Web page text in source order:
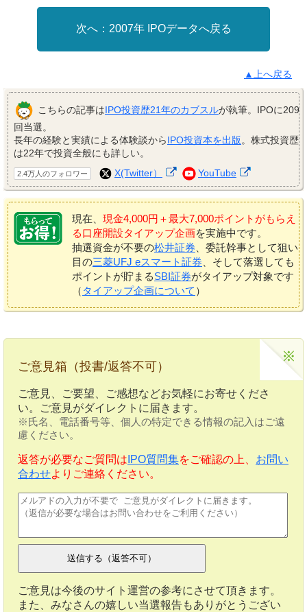
2007年 IPOデータへ戻る
▲上へ戻る
こちらの記事はIPO投資歴21年のカブスルが執筆。IPOに209
回当選。
長年の経験と実績による体験談からIPO投資本を出版。株式投資歴
は22年で投資全般にも詳しい。
2.4万人のフォロワー X(Twitter） YouTube
現在、 現金4,000円＋最大7,000ポイントがもらえ
る口座開設タイアップ企画を実施中です。
抽選資金が不要の松井証券 、委託幹事として狙い
目の三菱UFJ eスマート証券 、そして落選しても
ポイントが貯まるSBI証券がタイアップ対象です
（ タイアップ企画について ）
ご意見箱（投書/返答不可）
ご意見、ご要望、ご感想などお気軽にお寄せくださ
い。ご意見がダイレクトに届きます。
※氏名、電話番号等、個人の特定できる情報の記入はご遠
慮ください。
返答が必要なご質問は IPO質問集をご確認の上、 お問い
合わせよりご連絡ください。
ご意見は今後のサイト運営の参考にさせて頂きます。
また、みなさんの嬉しい当選報告もありがとうござい